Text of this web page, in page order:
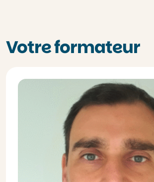
Votre formateur